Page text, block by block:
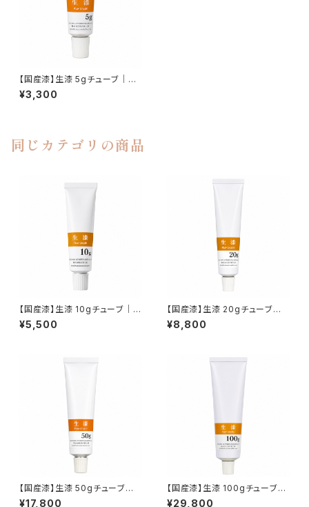
【国産漆】生漆 5gチューブ｜金
継ぎ・漆芸用
¥3,300
同じカテゴリの商品
【国産漆】生漆 10gチューブ｜金
継ぎ・漆芸用
¥5,500
【国産漆】生漆 20gチューブ｜
金継ぎ・漆芸用
¥8,800
【国産漆】生漆 50gチューブ｜
金継ぎ・漆芸用
¥17,800
【国産漆】生漆 100gチューブ｜
金継ぎ・漆芸用
¥29,800